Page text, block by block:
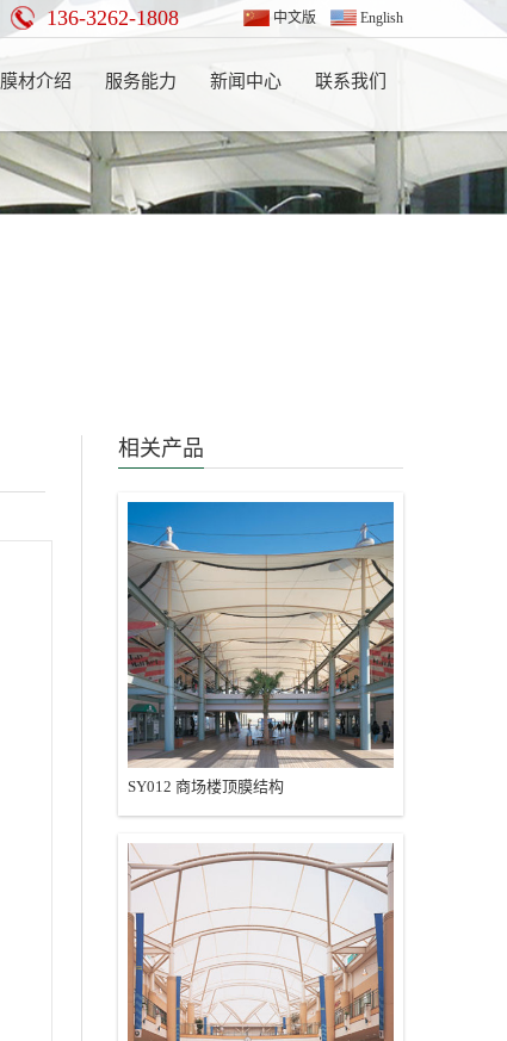
136-3262-1808 中文版 English
膜材介绍 服务能力 新闻中心 联系我们
相关产品
SY012 商场楼顶膜结构